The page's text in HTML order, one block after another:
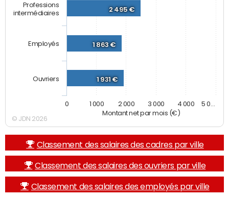
Montant net par mois (€)
2 495 €
1 863 €
1 931 €
Professions
intermédiaires
Employés
Ouvriers
0 1 000 2 000 3 000 4 000 5 0…
© JDN 2026
Classement des salaires des cadres par ville
Classement des salaires des ouvriers par ville
Classement des salaires des employés par ville